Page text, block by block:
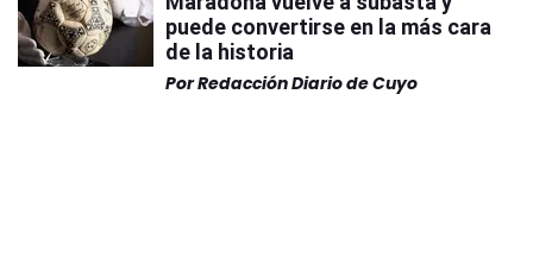
puede convertirse en la más cara
de la historia
PorRedacción Diario de Cuyo